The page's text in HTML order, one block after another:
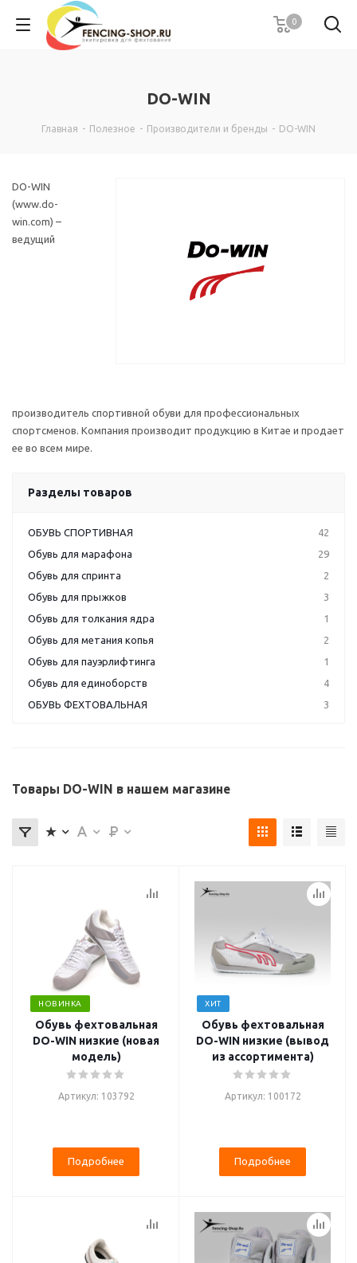
0
DO-WIN
Главная - Полезное - Производители и бренды - DO-WIN
DO-WIN
(www.do-
win.com) –
ведущий
производитель спортивной обуви для профессиональных
спортсменов. Компания производит продукцию в Китае и продает
ее во всем мире.
Разделы товаров
ОБУВЬ СПОРТИВНАЯ
42
Обувь для марафона
29
Обувь для спринта
2
Обувь для прыжков
3
Обувь для толкания ядра
1
Обувь для метания копья
2
Обувь для пауэрлифтинга
1
Обувь для единоборств
4
ОБУВЬ ФЕХТОВАЛЬНАЯ
3
Товары DO-WIN в нашем магазине
НОВИНКА
Обувь фехтовальная
DO-WIN низкие (новая
модель)
Артикул: 103792
Подробнее
ХИТ
Обувь фехтовальная
DO-WIN низкие (вывод
из ассортимента)
Артикул: 100172
Подробнее